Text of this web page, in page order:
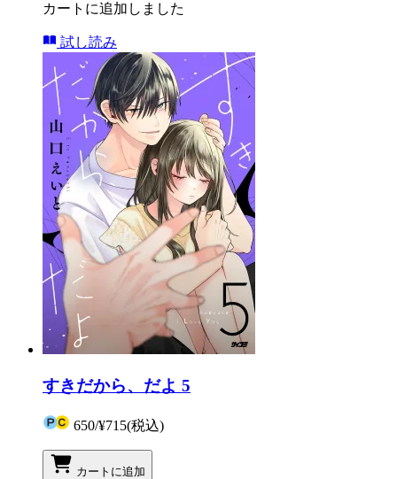
カートに追加しました
試し読み
すきだから、だよ 5
650/¥715(税込)
カートに追加